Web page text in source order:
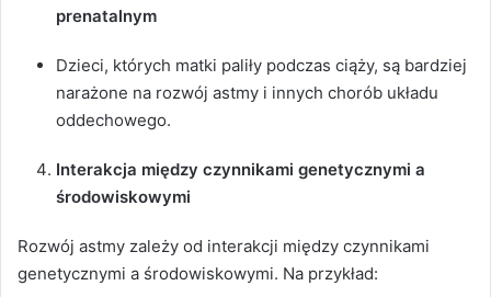
prenatalnym
Dzieci, których matki paliły podczas ciąży, są bardziej
narażone na rozwój astmy i innych chorób układu
oddechowego.
Interakcja między czynnikami genetycznymi a
środowiskowymi
Rozwój astmy zależy od interakcji między czynnikami
genetycznymi a środowiskowymi. Na przykład: